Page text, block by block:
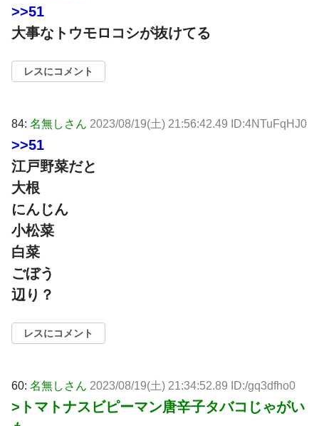
>>51
大事なトウモロコシが抜けてる
レスにコメント
84: 名無しさん 2023/08/19(土) 21:56:42.49 ID:4NTuFqHJ0
>>51
江戸野菜だと
大根
にんじん
小松菜
白菜
ごぼう
辺り？
レスにコメント
60: 名無しさん 2023/08/19(土) 21:34:52.89 ID:/gq3dfho0
>トマトナスビピーマン唐辛子タバコじゃがい